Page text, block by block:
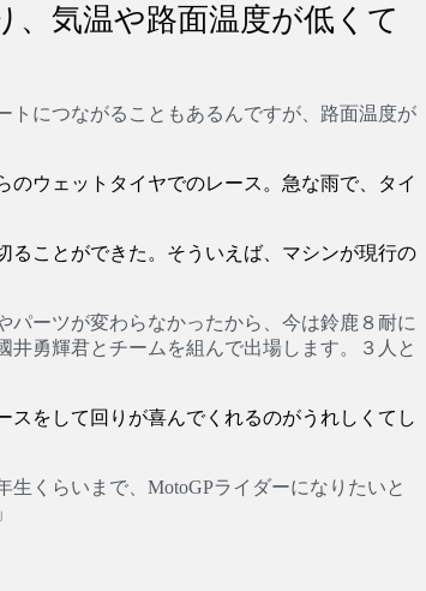
、気温や路面温度が低くて
トにつながることもあるんですが、路面温度が
ウェットタイヤでのレース。急な雨で、タイ
ることができた。そういえば、マシンが現行の
パーツが変わらなかったから、今は鈴鹿８耐に
勇輝君とチームを組んで出場します。３人と
をして回りが喜んでくれるのがうれしくてし
くらいまで、MotoGPライダーになりたいと